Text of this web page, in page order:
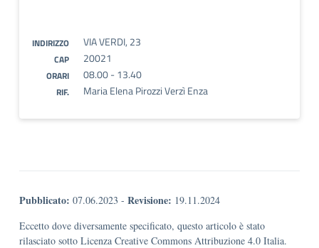
INDIRIZZO VIA VERDI, 23
CAP 20021
ORARI 08.00 - 13.40
RIF. Maria Elena Pirozzi Verzì Enza
Pubblicato: 07.06.2023 - Revisione: 19.11.2024
Eccetto dove diversamente specificato, questo articolo è stato
rilasciato sotto Licenza Creative Commons Attribuzione 4.0 Italia.